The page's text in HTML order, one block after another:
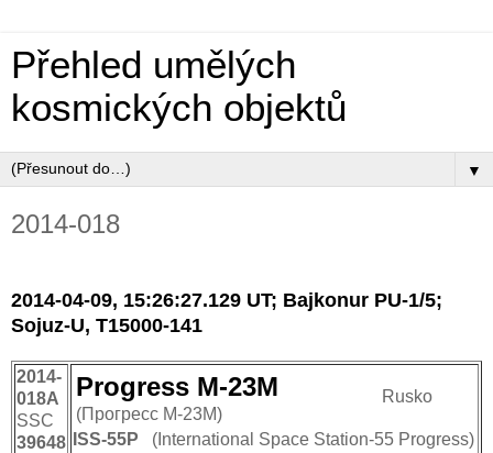
Přehled umělých
kosmických objektů
▼
2014-018
2014-04-09, 15:26:27.129 UT; Bajkonur PU-1/5;
Sojuz-U, T15000-141
2014-
018A
SSC
39648
Progress M-23M
(Прогресс М-23М)
Rusko
ISS-55P (International Space Station-55 Progress)